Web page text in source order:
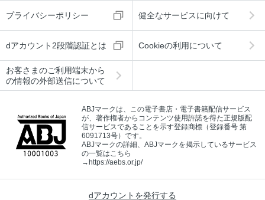
プライバシーポリシー 健全なサービスに向けて
dアカウント2段階認証とは Cookieの利用について
お客さまのご利用端末から
の情報の外部送信について
ABJマークは、この電子書店・電子書籍配信サービス
が、著作権者からコンテンツ使用許諾を得た正規版配
信サービスであることを示す登録商標（登録番号 第
6091713号）です。
ABJマークの詳細、ABJマークを掲示しているサービス
の一覧はこちら
→https://aebs.or.jp/
dアカウントを発行する